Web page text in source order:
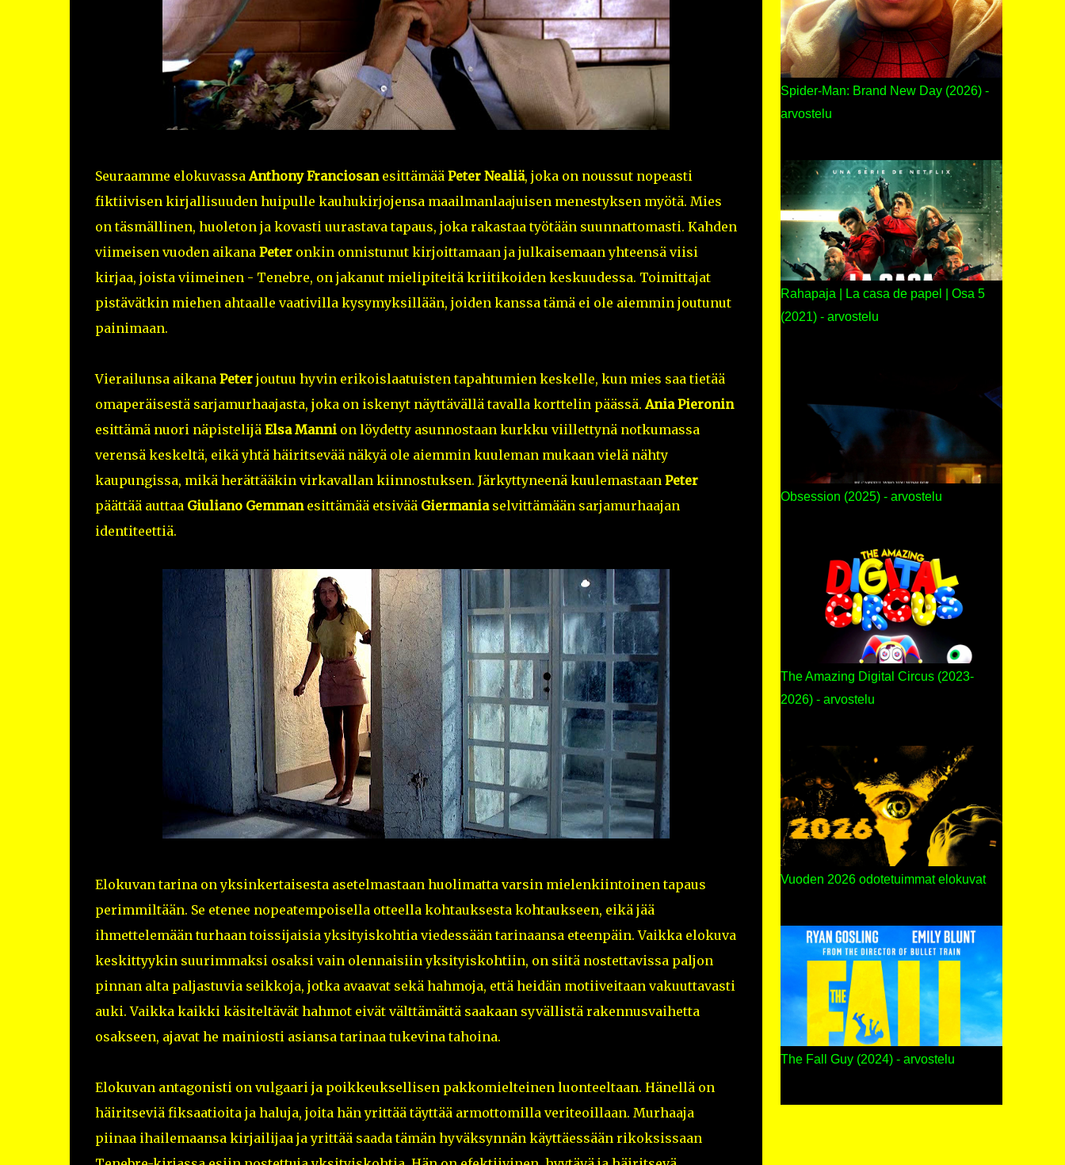
Seuraamme elokuvassaAnthony Franciosanesittämää Peter Nealiä, joka on noussut nopeasti
fiktiivisen kirjallisuuden huipulle kauhukirjojensa maailmanlaajuisen menestyksen myötä. Mies
on täsmällinen, huoleton ja kovasti uurastava tapaus, joka rakastaa työtään suunnattomasti. Kahden
viimeisen vuoden aikana Peteronkin onnistunut kirjoittamaan ja julkaisemaan yhteensä viisi
kirjaa, joista viimeinen - Tenebre, on jakanut mielipiteitä kriitikoiden keskuudessa. Toimittajat
pistävätkin miehen ahtaalle vaativilla kysymyksillään, joiden kanssa tämä ei ole aiemmin joutunut
painimaan.
Vierailunsa aikana Peterjoutuu hyvin erikoislaatuisten tapahtumien keskelle, kun mies saa tietää
omaperäisestä sarjamurhaajasta, joka on iskenyt näyttävällä tavalla korttelin päässä.Ania Pieronin
esittämä nuori näpistelijä Elsa Mannion löydetty asunnostaan kurkku viillettynä notkumassa
verensä keskeltä, eikä yhtä häiritsevää näkyä ole aiemmin kuuleman mukaan vielä nähty
kaupungissa, mikä herättääkin virkavallan kiinnostuksen. Järkyttyneenä kuulemastaan Peter
päättää auttaa Giuliano Gemmanesittämää etsivää Giermaniaselvittämään sarjamurhaajan
identiteettiä.
Elokuvan tarina on yksinkertaisesta asetelmastaan huolimatta varsin mielenkiintoinen tapaus
perimmiltään. Se etenee nopeatempoisella otteella kohtauksesta kohtaukseen, eikä jää
ihmettelemään turhaan toissijaisia yksityiskohtia viedessään tarinaansa eteenpäin. Vaikka elokuva
keskittyykin suurimmaksi osaksi vain olennaisiin yksityiskohtiin, on siitä nostettavissa paljon
pinnan alta paljastuvia seikkoja, jotka avaavat sekä hahmoja, että heidän motiiveitaan vakuuttavasti
auki. Vaikka kaikki käsiteltävät hahmot eivät välttämättä saakaan syvällistä rakennusvaihetta
osakseen, ajavat he mainiosti asiansa tarinaa tukevina tahoina.
Elokuvan antagonisti on vulgaari ja poikkeuksellisen pakkomielteinen luonteeltaan. Hänellä on
häiritseviä fiksaatioita ja haluja, joita hän yrittää täyttää armottomilla veriteoillaan. Murhaaja
piinaa ihailemaansa kirjailijaa ja yrittää saada tämän hyväksynnän käyttäessään rikoksissaan
Spider-Man: Brand New Day (2026) -
arvostelu
Rahapaja | La casa de papel | Osa 5
(2021) - arvostelu
Obsession (2025) - arvostelu
The Amazing Digital Circus (2023-
2026) - arvostelu
Vuoden 2026 odotetuimmat elokuvat
The Fall Guy (2024) - arvostelu